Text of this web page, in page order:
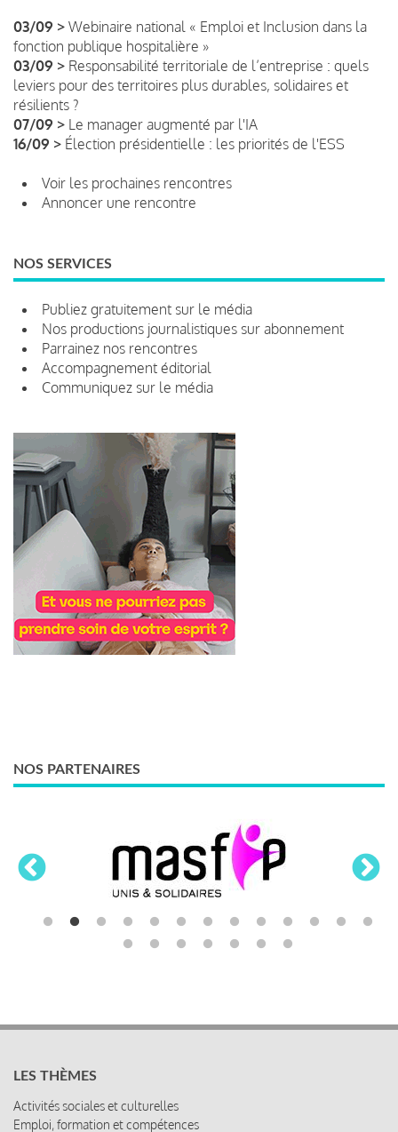
03/09 > Webinaire national « Emploi et Inclusion dans la
fonction publique hospitalière »
03/09 > Responsabilité territoriale de l’entreprise : quels
leviers pour des territoires plus durables, solidaires et
résilients ?
07/09 > Le manager augmenté par l'IA
16/09 > Élection présidentielle : les priorités de l'ESS
Voir les prochaines rencontres
Annoncer une rencontre
NOS SERVICES
Publiez gratuitement sur le média
Nos productions journalistiques sur abonnement
Parrainez nos rencontres
Accompagnement éditorial
Communiquez sur le média
NOS PARTENAIRES
LES THÈMES
Activités sociales et culturelles
Emploi, formation et compétences